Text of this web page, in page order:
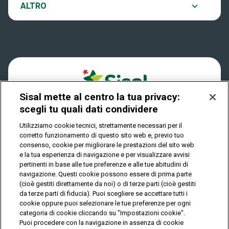
Play Your Date
Dove si gioca
Quanto si vince
Come riscuotere
ALTRO
Notifiche
Privacy
IL GIOCO È VIETATO AI MINORI E PUÒ CAUSARE
DIPENDENZA PATOLOGICA
© Copyright Sisal Italia S.p.A. - P.I. 02433760135
Privacy Cookies
Mappa
del
sito
Sisal mette al centro la tua privacy:
scegli tu quali dati condividere
Utilizziamo cookie tecnici, strettamente necessari per il
corretto funzionamento di questo sito web e, previo tuo
consenso, cookie per migliorare le prestazioni del sito web
e la tua esperienza di navigazione e per visualizzare avvisi
pertinenti in base alle tue preferenze e alle tue abitudini di
navigazione. Questi cookie possono essere di prima parte
(cioè gestiti direttamente da noi) o di terze parti (cioè gestiti
da terze parti di fiducia). Puoi scegliere se accettare tutti i
cookie oppure puoi selezionare le tue preferenze per ogni
categoria di cookie cliccando su "Impostazioni cookie".
Puoi procedere con la navigazione in assenza di cookie